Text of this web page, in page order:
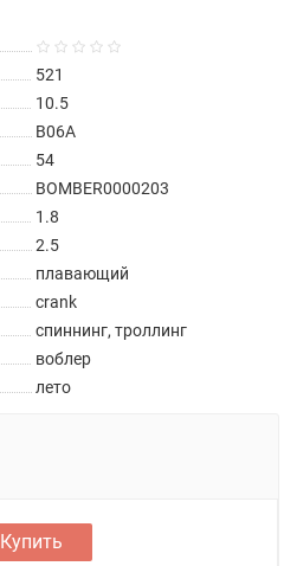
521
10.5
B06A
54
BOMBER0000203
1.8
2.5
плавающий
crank
спиннинг, троллинг
воблер
лето
Купить